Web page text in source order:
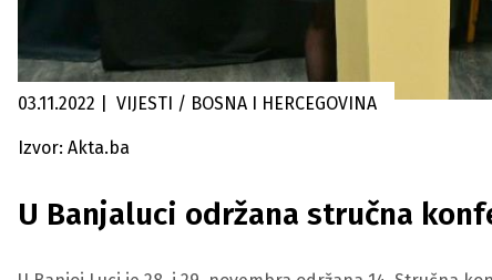
03.11.2022 VIJESTI / BOSNA I HERCEGOVINA
Izvor: Akta.ba
U Banjaluci održana stručna